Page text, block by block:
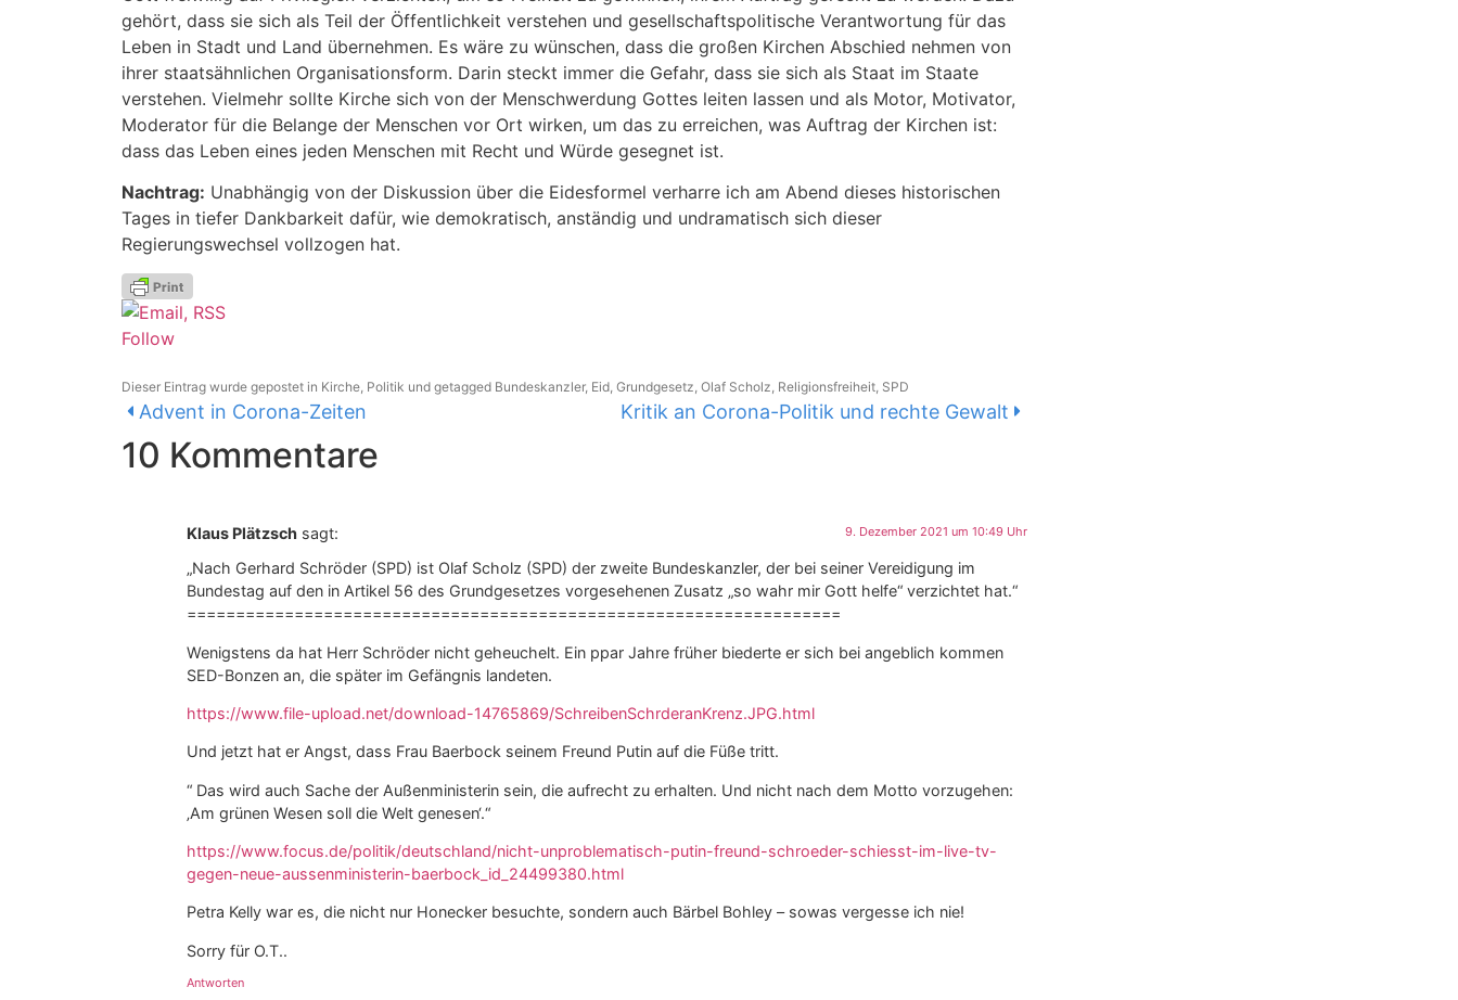
gehört, dass sie sich als Teil der Öffentlichkeit verstehen und gesellschaftspolitische Verantwortung für das
Leben in Stadt und Land übernehmen. Es wäre zu wünschen, dass die großen Kirchen Abschied nehmen von
ihrer staatsähnlichen Organisationsform. Darin steckt immer die Gefahr, dass sie sich als Staat im Staate
verstehen. Vielmehr sollte Kirche sich von der Menschwerdung Gottes leiten lassen und als Motor, Motivator,
Moderator für die Belange der Menschen vor Ort wirken, um das zu erreichen, was Auftrag der Kirchen ist:
dass das Leben eines jeden Menschen mit Recht und Würde gesegnet ist.
Nachtrag: Unabhängig von der Diskussion über die Eidesformel verharre ich am Abend dieses historischen
Tages in tiefer Dankbarkeit dafür, wie demokratisch, anständig und undramatisch sich dieser
Regierungswechsel vollzogen hat.
Follow
Dieser Eintrag wurde gepostet in Kirche Politik und getagged Bundeskanzler, Eid Grundgesetz Olaf Scholz Religionsfreiheit SPD
Advent in Corona-Zeiten Kritik an Corona-Politik und rechte Gewalt
10 Kommentare
Klaus Plätzsch sagt: 9. Dezember 2021 um 10:49 Uhr
„Nach Gerhard Schröder (SPD) ist Olaf Scholz (SPD) der zweite Bundeskanzler, der bei seiner Vereidigung im
Bundestag auf den in Artikel 56 des Grundgesetzes vorgesehenen Zusatz „so wahr mir Gott helfe“ verzichtet hat.“
===================================================================
Wenigstens da hat Herr Schröder nicht geheuchelt. Ein ppar Jahre früher biederte er sich bei angeblich kommen
SED-Bonzen an, die später im Gefängnis landeten.
https://www.file-upload.net/download-14765869/SchreibenSchrderanKrenz.JPG.html
Und jetzt hat er Angst, dass Frau Baerbock seinem Freund Putin auf die Füße tritt.
“ Das wird auch Sache der Außenministerin sein, die aufrecht zu erhalten. Und nicht nach dem Motto vorzugehen:
‚Am grünen Wesen soll die Welt genesen‘.“
https://www.focus.de/politik/deutschland/nicht-unproblematisch-putin-freund-schroeder-schiesst-im-live-tv-
gegen-neue-aussenministerin-baerbock_id_24499380.html
Petra Kelly war es, die nicht nur Honecker besuchte, sondern auch Bärbel Bohley – sowas vergesse ich nie!
Sorry für O.T..
Antworten